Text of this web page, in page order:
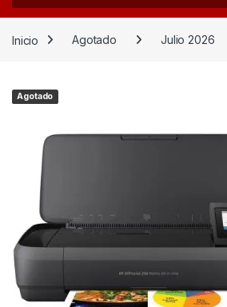
Inicio Agotado Julio 2026
Agotado